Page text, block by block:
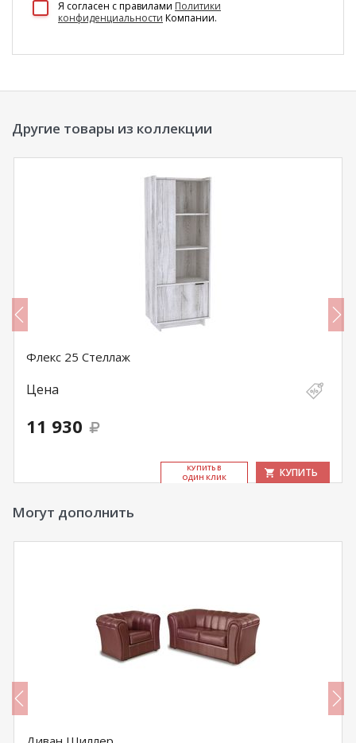
Я согласен c правилами Политики
конфиденциальности Компании.
Другие товары из коллекции
Флекс 25 Стеллаж
Цена
11 930
КУ­ПИТЬ В
ОДИН КЛИК
КУПИТЬ
Могут дополнить